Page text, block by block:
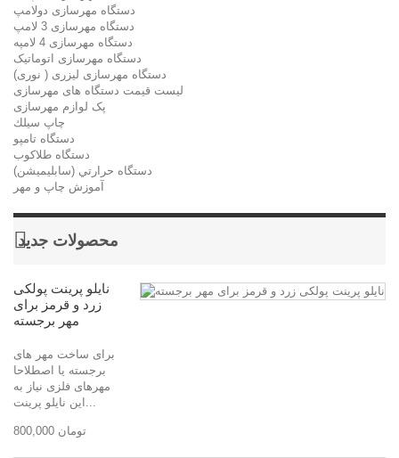
دستگاه مهرسازی دولامپ
دستگاه مهرسازی 3 لامپ
دستگاه مهرسازی 4 لامپه
دستگاه مهرسازی اتوماتیک
دستگاه مهرسازی لیزری ( نوری)
لیست قیمت دستگاه های مهرسازی
پک لوازم مهرسازی
چاپ سيلك
دستگاه تامپو
دستگاه طلاکوب
دستگاه حرارتي (سابليميشن)
آموزش چاپ و مهر
محصولات جدید
نایلو پرینت پولکی
زرد و قرمز برای
مهر برجسته
برای ساخت مهر های
برجسته یا اصطلاحا
مهرهای فلزی نیاز به
این نایلو پرینت...
800,000 تومان